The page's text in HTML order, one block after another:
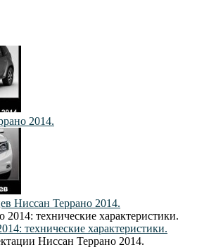
2014.
Ниссан Террано 2014.
технические характеристики.